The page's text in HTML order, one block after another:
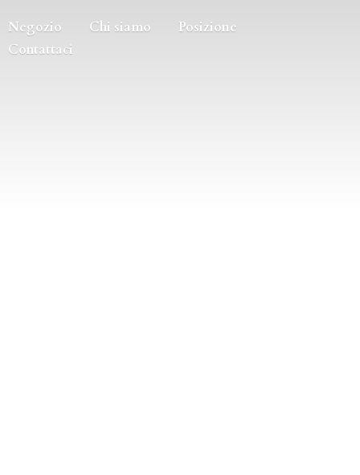
Negozio Chi siamo
Posizione
Contattaci